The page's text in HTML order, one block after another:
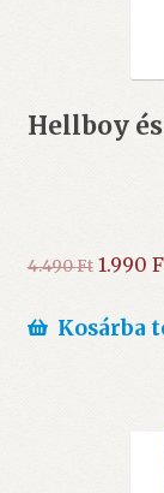
Hellboy és
4.490Ft
was:
1.990
Kosárba